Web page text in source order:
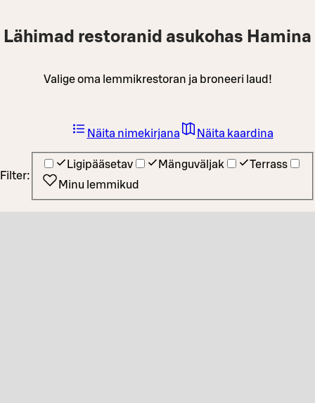
Lähimad restoranid asukohas Hamina
Valige oma lemmikrestoran ja broneeri laud!
Filter:
Ligipääsetav Mänguväljak
Terrass
Minu lemmikud
Näita nimekirjana Näita kaardina